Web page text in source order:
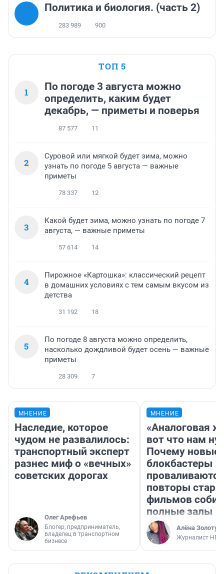
Политика и биология. (часть 2)
283 989 900
ТОП 5
1
По погоде 3 августа можно
определить, каким будет
декабрь, — приметы и поверья
87 577 11
2
Суровой или мягкой будет зима, можно
узнать по погоде 5 августа — важные
приметы
78 337 12
3
Какой будет зима, можно узнать по погоде 7
августа, — важные приметы
57 614 14
4
Пирожное «Картошка»: классический рецепт
в домашних условиях с тем самым вкусом из
детства
31 192 18
5
По погоде 8 августа можно определить,
насколько дождливой будет осень — важные
приметы
28 309 7
МНЕНИЕ
Наследие, которое
чудом не развалилось:
транспортный эксперт
разнес миф о «вечных»
советских дорогах
Олег Арефьев
Блогер, предприниматель,
владелец в транспортном
бизнесе
МНЕНИЕ
«Аналоговая
вот что нам
Почему новые
блокбастеры
повторы
фильмов
полные залы
Алёна
Журналист НГС